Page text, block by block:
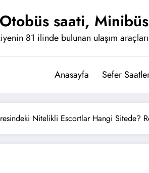
saati,
81 ilinde bulunan ulaşım
Anasayfa Sefer
Nitelikli Escortlar Hangi Sitede?